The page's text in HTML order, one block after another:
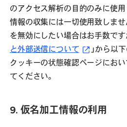
のアクセス解析の目的のみに使用
情報の収集には一切使用致しま
を無効にしたい場合はお手数です
と外部送信について
」から以
クッキーの状態確認ページにおい
てください。
9. 仮名加工情報の利用